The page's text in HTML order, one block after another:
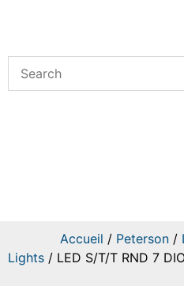
Accueil / Peterson/
Lights / LED S/T/T RND 7